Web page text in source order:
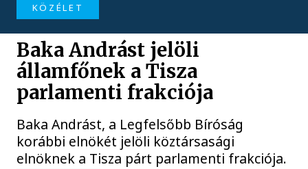
KÖZÉLET
Baka Andrást jelöli
államfőnek a Tisza
parlamenti frakciója
Baka Andrást, a Legfelsőbb Bíróság
korábbi elnökét jelöli köztársasági
elnöknek a Tisza párt parlamenti frakciója.